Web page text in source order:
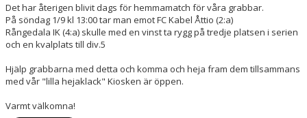
Det har återigen blivit dags för hemmamatch för våra grabbar.
På söndag 1/9 kl 13:00 tar man emot FC Kabel Åttio (2:a)
Rångedala IK (4:a) skulle med en vinst ta rygg på tredje platsen i serien
och en kvalplats till div.5
Hjälp grabbarna med detta och komma och heja fram dem tillsammans
med vår "lilla hejaklack" Kiosken är öppen.
Varmt välkomna!